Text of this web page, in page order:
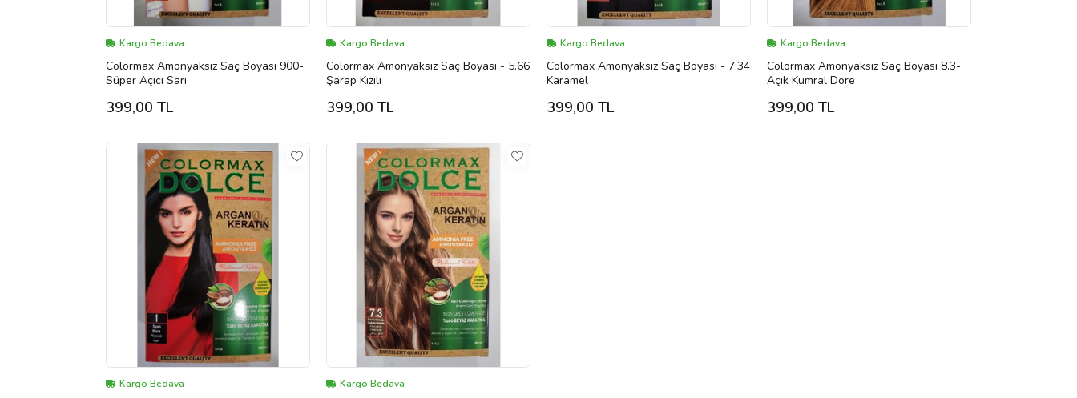
Kargo Bedava
Colormax Amonyaksız Saç Boyası 900-
Süper Açıcı Sarı
399,00 TL
Kargo Bedava
Colormax Amonyaksız Saç Boyası - 5.66
Şarap Kızılı
399,00 TL
Kargo Bedava
Colormax Amonyaksız Saç Boyası - 7.34
Karamel
399,00 TL
Kargo Bedava
Colormax Amonyaksız Saç Boyası 8.3-
Açık Kumral Dore
399,00 TL
Kargo Bedava Kargo Bedava